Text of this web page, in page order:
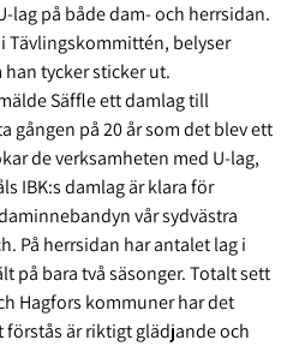
lag på både dam- och herrsidan.
Tävlingskommittén, belyser
tycker sticker ut.
Säffle ett damlag till
gången på 20 år som det blev ett
de verksamheten med U-lag,
IBK:s damlag är klara för
vår sydvästra
På herrsidan har antalet lag i
på bara två säsonger. Totalt sett
Hagfors kommuner har det
är riktigt glädjande och